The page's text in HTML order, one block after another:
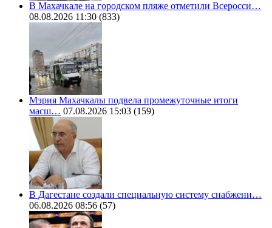
В Махачкале на городском пляже отметили Всеросси…
08.08.2026 11:30 (833)
Мэрия Махачкалы подвела промежуточные итоги
масш… 07.08.2026 15:03 (159)
В Дагестане создали специальную систему снабжени…
06.08.2026 08:56 (57)